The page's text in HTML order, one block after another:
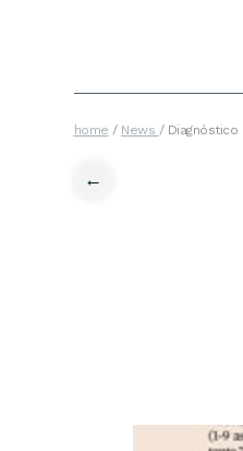
home / News / Diagnóstico
←